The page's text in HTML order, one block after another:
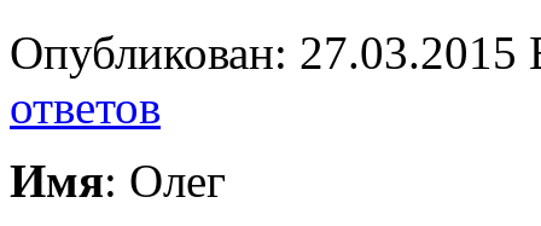
Опубликован:
ответов
Имя: Олег